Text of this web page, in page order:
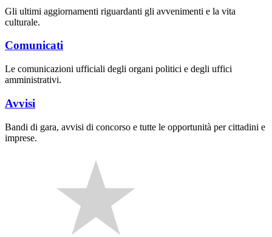
Gli ultimi aggiornamenti riguardanti gli avvenimenti e la vita
culturale.
Comunicati
Le comunicazioni ufficiali degli organi politici e degli uffici
amministrativi.
Avvisi
Bandi di gara, avvisi di concorso e tutte le opportunità per cittadini e
imprese.